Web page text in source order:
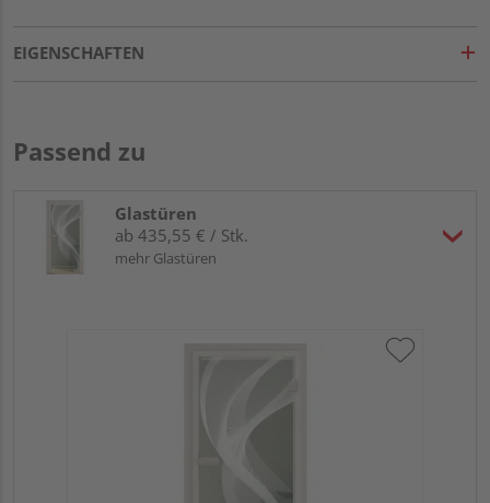
EIGENSCHAFTEN
Passend zu
Glastüren
ab 435,55 € / Stk.
mehr Glastüren